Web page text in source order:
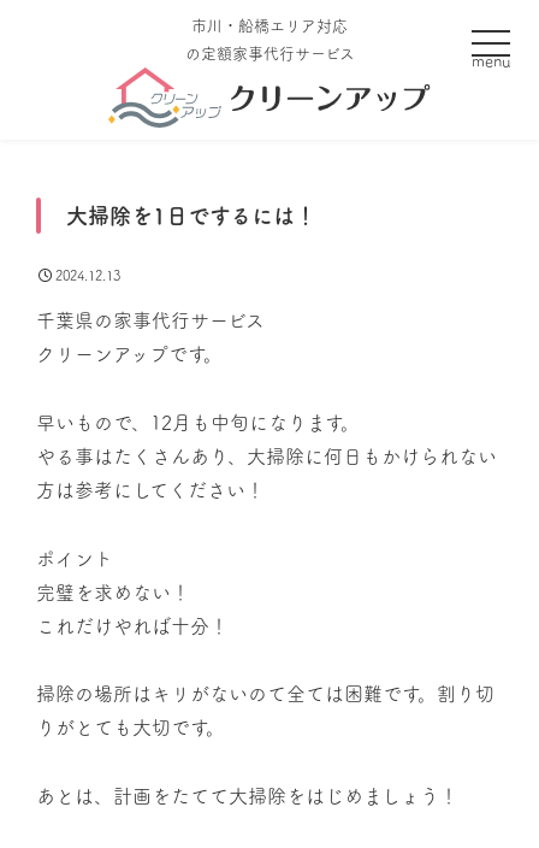
市川・船橋エリア対応
の定額家事代行サービス
toggle
大掃除を1日でするには！
2024.12.13
千葉県の家事代行サービス
クリーンアップです。
早いもので、12月も中旬になります。
やる事はたくさんあり、大掃除に何日もかけられない
方は参考にしてください！
ポイント
完璧を求めない！
これだけやれば十分！
掃除の場所はキリがないのて全ては困難です。割り切
りがとても大切です。
あとは、計画をたてて大掃除をはじめましょう！